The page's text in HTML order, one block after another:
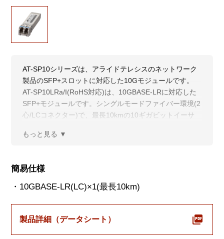
AT-SP10シリーズは、アライドテレシスのネットワーク
製品のSFP+スロットに対応した10Gモジュールです。
AT-SP10LRa/I(RoHS対応)は、10GBASE-LRに対応した
SFP+モジュールです。シングルモードファイバー環境(2
心/LCコネクター)で、最長10kmの10ギガビットイーサ
対応します。
簡易仕様
・10GBASE-LR(LC)×1(最長10km)
製品詳細（データシート）